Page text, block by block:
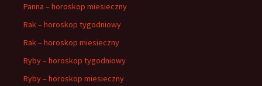
Panna – horoskop miesieczny
Rak – horoskop tygodniowy
Rak – horoskop miesieczny
Ryby – horoskop tygodniowy
Ryby – horoskop miesieczny